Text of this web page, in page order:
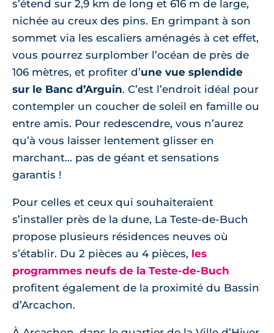
s’étend sur 2,9 km de long et 616 m de large,
nichée au creux des pins. En grimpant à son
sommet via les escaliers aménagés à cet effet,
vous pourrez surplomber l’océan de près de
106 mètres, et profiter d’une vue splendide
sur le Banc d’Arguin. C’est l’endroit idéal pour
contempler un coucher de soleil en famille ou
entre amis. Pour redescendre, vous n’aurez
qu’à vous laisser lentement glisser en
marchant… pas de géant et sensations
garantis !
Pour celles et ceux qui souhaiteraient
s’installer près de la dune, La Teste-de-Buch
propose plusieurs résidences neuves où
s’établir. Du 2 pièces au 4 pièces, les
programmes neufs de la Teste-de-Buch
profitent également de la proximité du Bassin
d’Arcachon.